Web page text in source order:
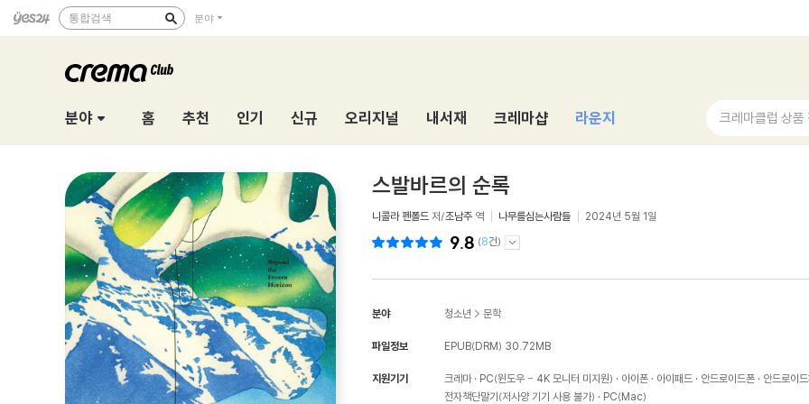
통합검색 분야
분야 홈 추천 인기 신규 오리지널 내서재 크레마샵 라운지 크레마클럽 상품
스발바르의 순록
니콜라 펜폴드 저/조남주 역 나무를심는사람들 2024년 5월 1일
9.8 (8건)
분야 청소년 > 문학
파일정보 EPUB(DRM) 30.72MB
지원기기 크레마 PC(윈도우 - 4K 모니터 미지원) 아이폰 아이패드 안드로이드폰
안드로이
전자책단말기(저사양 기기 사용 불가)
PC(Mac)